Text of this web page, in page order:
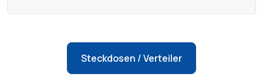
Steckdosen / Verteiler